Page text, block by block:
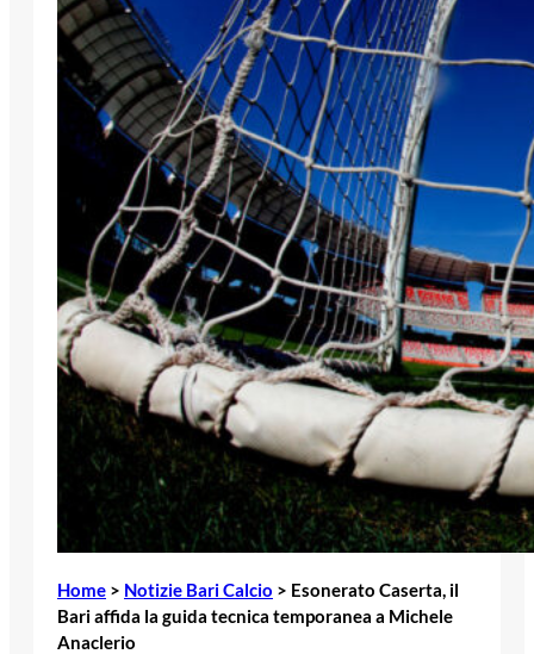
Home > Notizie Bari Calcio > Esonerato Caserta, il
Bari affida la guida tecnica temporanea a Michele
Anaclerio